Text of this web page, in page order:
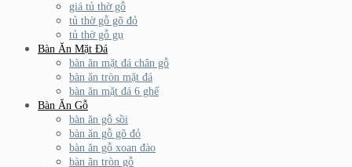
giá tủ thờ gỗ
tủ thờ gỗ gõ đỏ
tủ thờ gỗ gụ
Bàn Ăn Mặt Đá
bàn ăn mặt đá chân gỗ
bàn ăn tròn mặt đá
bàn ăn mặt đá 6 ghế
Bàn Ăn Gỗ
bàn ăn gỗ sồi
bàn ăn gỗ gõ đỏ
bàn ăn gỗ xoan đào
bàn ăn tròn gỗ